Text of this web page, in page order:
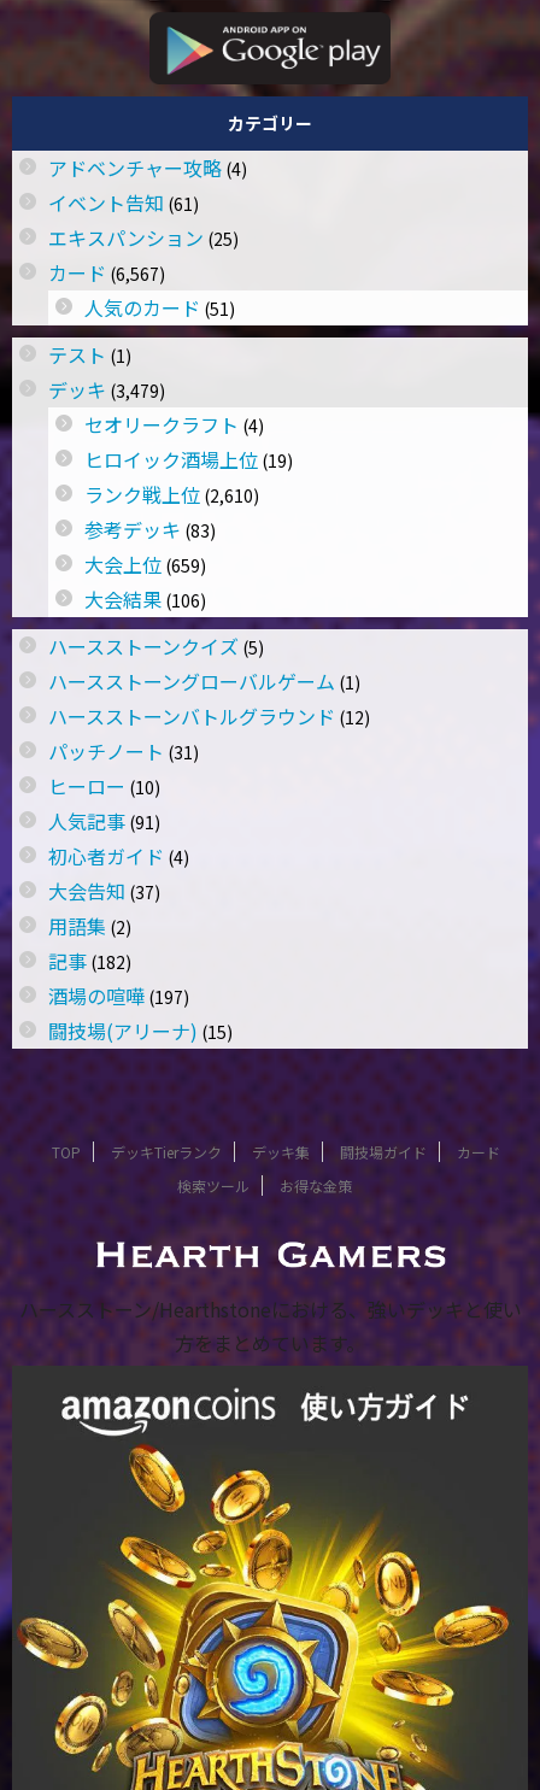
カテゴリー
アドベンチャー攻略 (4)
イベント告知 (61)
エキスパンション (25)
カード (6,567)
人気のカード (51)
テスト (1)
デッキ (3,479)
セオリークラフト (4)
ヒロイック酒場上位 (19)
ランク戦上位 (2,610)
参考デッキ (83)
大会上位 (659)
大会結果 (106)
ハースストーンクイズ (5)
ハースストーングローバルゲーム (1)
ハースストーンバトルグラウンド (12)
パッチノート (31)
ヒーロー (10)
人気記事 (91)
初心者ガイド (4)
大会告知 (37)
用語集 (2)
記事 (182)
酒場の喧嘩 (197)
闘技場(アリーナ) (15)
TOP デッキTierランク デッキ集 闘技場ガイド
カード
検索ツール
お得な金策
ハースストーン/Hearthstoneにおける、強いデッキと使い
方をまとめています。